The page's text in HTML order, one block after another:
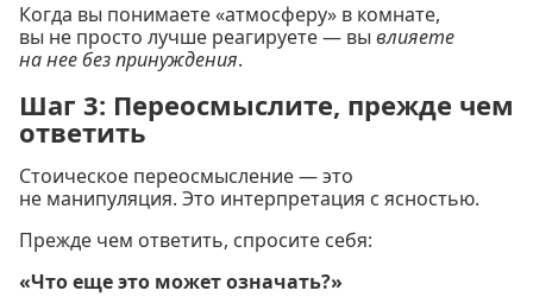
Когда вы понимаете «атмосферу» в комнате,
вы не просто лучше реагируете — вы влияете
на нее без принуждения.
Шаг 3: Переосмыслите, прежде чем
ответить
Стоическое переосмысление — это
не манипуляция. Это интерпретация с ясностью.
Прежде чем ответить, спросите себя:
«Что еще это может означать?»